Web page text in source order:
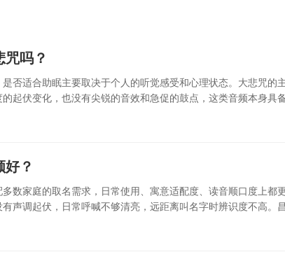
咒吗？
否适合助眠主要取决于个人的听觉感受和心理状态。大悲咒的
起伏变化，也没有尖锐的音效和急促的鼓点，这类音频本身具
好？
数家庭的取名需求，日常使用、寓意适配度、读音顺口度上都
声调起伏，日常呼喊不够清亮，远距离叫名字时辨识度不高。